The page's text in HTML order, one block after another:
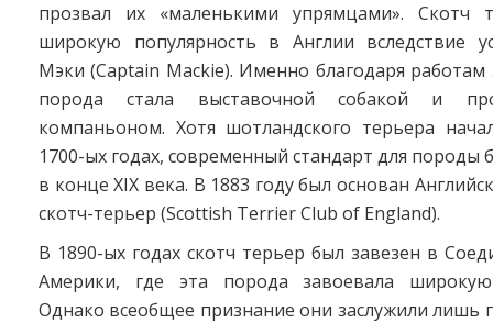
прозвал их «маленькими упрямцами». Скотч
широкую популярность в Англии вследствие
Мэки (Captain Mackie). Именно благодаря работам
порода стала выставочной собакой и
компаньоном. Хотя шотландского терьера
1700-ых годах, современный стандарт для породы
в конце XIX века. В 1883 году был основан
скотч-терьер (Scottish Terrier Club of England).
В 1890-ых годах скотч терьер был завезен в
Америки, где эта порода завоевала широкую
Однако всеобщее признание они заслужили лишь